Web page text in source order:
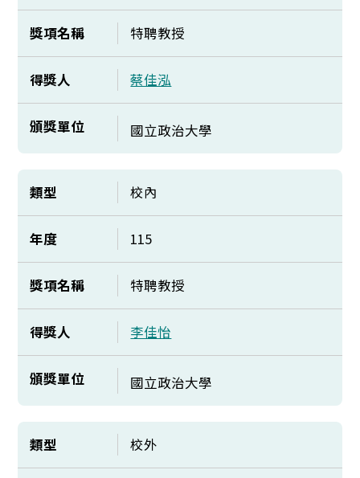
獎項名稱 特聘教授
得獎人 蔡佳泓
頒獎單位 國立政治大學
類型 校內
年度 115
獎項名稱 特聘教授
得獎人 李佳怡
頒獎單位 國立政治大學
類型 校外